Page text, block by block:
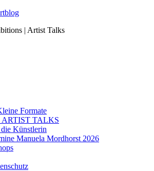
| Artist Talks
Formate
TALKS
Künstlerin
Manuela Mordhorst 2026